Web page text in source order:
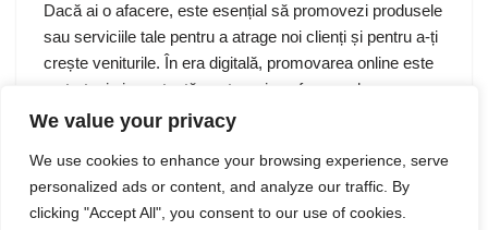
We value your privacy
We use cookies to enhance your browsing experience, serve
personalized ads or content, and analyze our traffic. By
clicking "Accept All", you consent to our use of cookies.
Dacă ai o afacere, este esențial să promovezi produsele
sau serviciile tale pentru a atrage noi clienți și pentru a-ți
crește veniturile. În era digitală, promovarea online este
o strategie importantă pentru orice afacere, de…